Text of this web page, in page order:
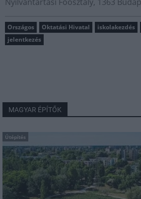
Nyilvántartási Főosztály, 1363
Országos Oktatási Hivatal iskolakezdés
jelentkezés
MAGYAR ÉPÍTŐK
Útépítés